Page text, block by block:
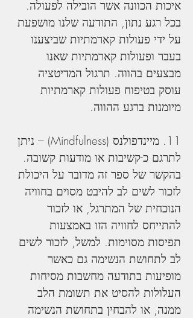
איכות הכוונה אשר הובילה לפעולה.
בכל רגע נתון, התודעה שלנו מושפעת
על ידי פעולות קארמתיות שביצענו
בעבר ופעולות קארמתיות שאנו
מבצעים בהווה. תרגול המדיטציה
עוסק בטיפוח פעולות קארמתיות
מיומנות ברגע ההווה.
11. מיינדפולנס (Mindfulness) – ניתן
לתרגם כ-קשיבות או מודעות קשובה.
בהקשר של ספר זה מדובר על היכולת
לזכור לשים לב להיבט מסוים בחוויה
הנוכחית של המתרגל, או לזכור
להתייחס לחוויה הזו באמצעות
תפיסות מסוימות. למשל, לזכור לשים
לב לתחושת הנשימה גם כאשר
מופיעות בתודעה מחשבות מסיחות
העלולות להסיט את תשומת הלב
ממנה, או להבחין בתחושת הנשימה